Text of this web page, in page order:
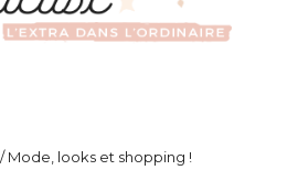
Mode, looks et shopping !